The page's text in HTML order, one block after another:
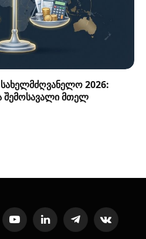
2026:
შემოსავალი მთელ
YouTubeLinkedInTelegramVKontakte